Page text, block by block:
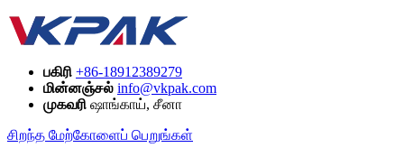
பகிரி +86-18912389279
மின்னஞ்சல் info@vkpak.com
முகவரி ஷாங்காய், சீனா
சிறந்த மேற்கோளைப் பெறுங்கள்